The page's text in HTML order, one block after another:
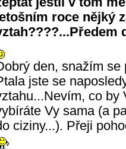
roce nějký
den, snažím se
jste se
co by
Vy sama (a
ciziny...). Přeji